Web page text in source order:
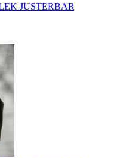
JUSTERBAR